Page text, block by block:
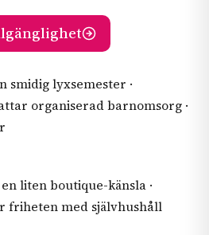
smidig lyxsemester ·
organiserad barnomsorg ·
liten boutique-känsla ·
friheten med självhushåll